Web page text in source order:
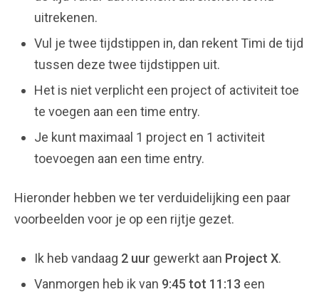
uitrekenen.
Vul je twee tijdstippen in, dan rekent Timi de tijd
tussen deze twee tijdstippen uit.
Het is niet verplicht een project of activiteit toe
te voegen aan een time entry.
Je kunt maximaal 1 project en 1 activiteit
toevoegen aan een time entry.
Hieronder hebben we ter verduidelijking een paar
voorbeelden voor je op een rijtje gezet.
Ik heb vandaag 2 uur gewerkt aan Project X.
Vanmorgen heb ik van 9:45 tot 11:13 een